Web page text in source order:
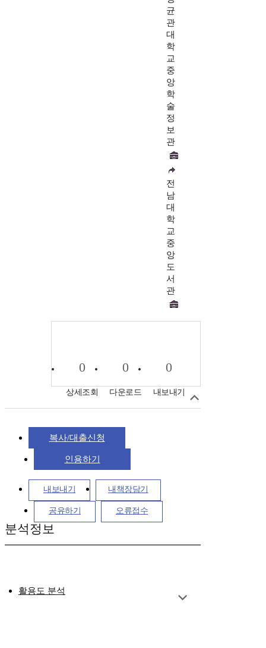
균
관
대
학
교
중
앙
학
술
정
보
관
전
남
대
학
교
중
앙
도
서
관
0
상세조회
0
다운로드
0
내보내기
복사/대출신청
인용하기
내보내기 내책장담기
공유하기 오류접수
분석정보
활용도 분석